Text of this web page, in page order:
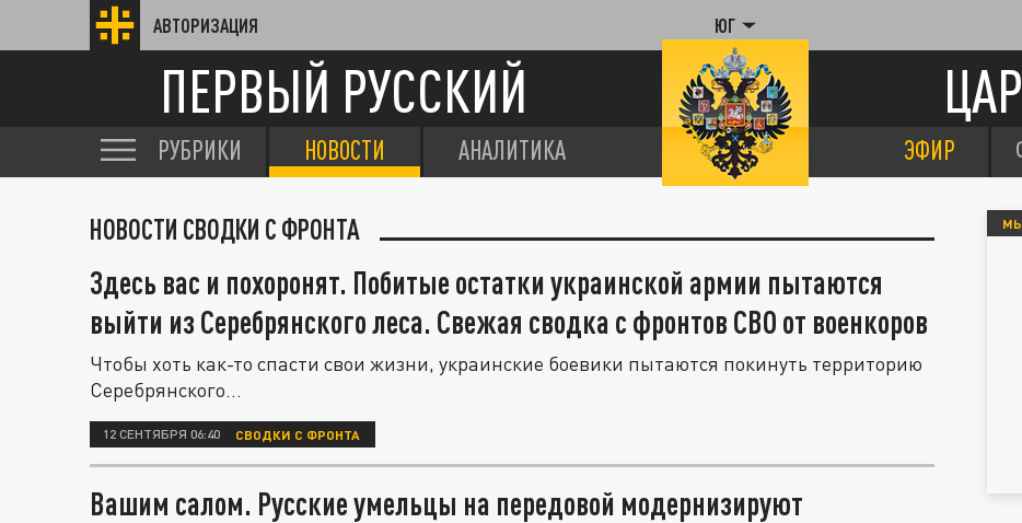
АВТОРИЗАЦИЯ ЮГ
ПЕРВЫЙ РУССКИЙ
РУБРИКИ НОВОСТИ АНАЛИТИКА ЭФИР
НОВОСТИ СВОДКИ С ФРОНТА
Здесь вас и похоронят. Побитые остатки украинской армии пытаются
выйти из Серебрянского леса. Свежая сводка с фронтов СВО от военкоров
Чтобы хоть как-то спасти свои жизни, украинские боевики пытаются покинуть территорию
Серебрянского...
12 СЕНТЯБРЯ 06:40 СВОДКИ С ФРОНТА
Вашим салом. Русские умельцы на передовой модернизируют